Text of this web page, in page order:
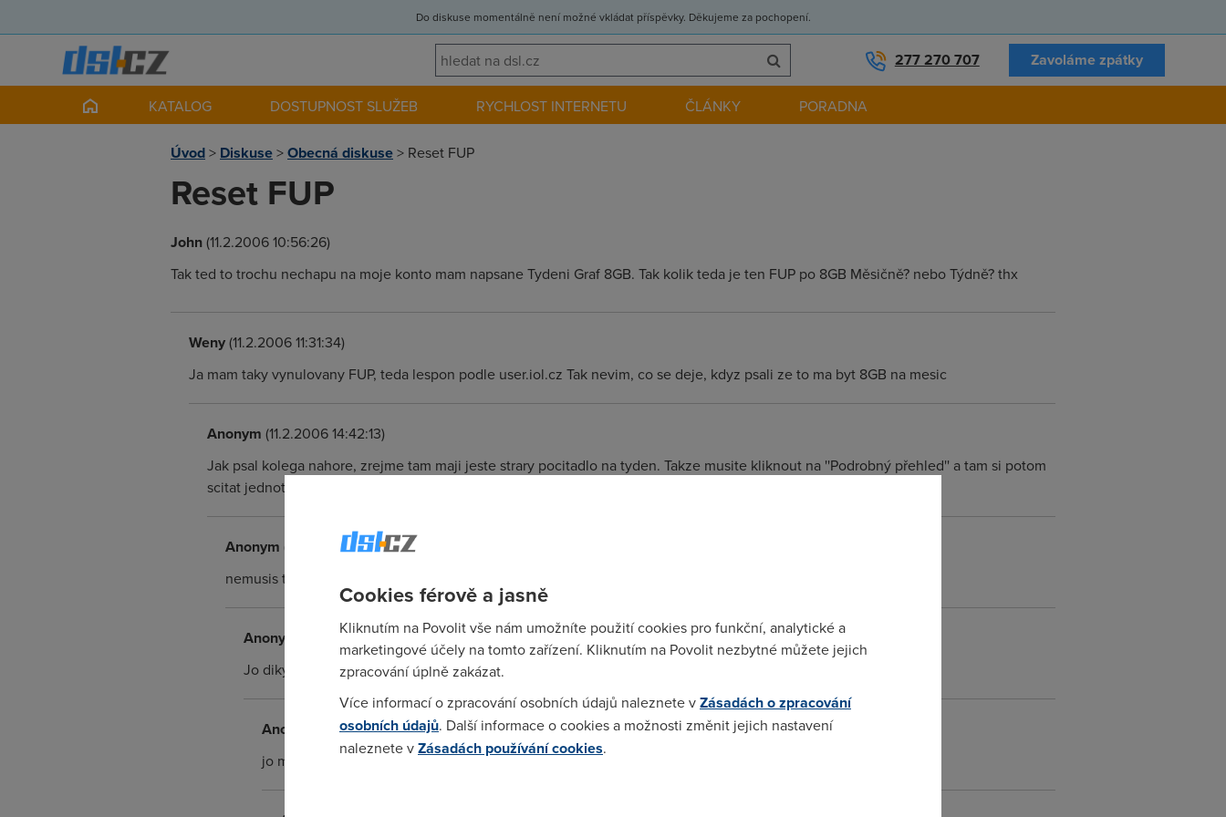
Do diskuse momentálně není možné vkládat příspěvky. Děkujeme za pochopení.
277 270 707 Zavoláme zpátky
KATALOG DOSTUPNOST SLUŽEB RYCHLOST INTERNETU ČLÁNKY PORADNA
Úvod> Diskuse>Obecná diskuse> Reset FUP
Reset FUP
John(11.2.2006 10:56:26)
Tak ted to trochu nechapu na moje konto mam napsane Tydeni Graf 8GB. Tak kolik teda je ten FUP po 8GB Měsičně? nebo Týdně? thx
Weny(11.2.2006 11:31:34)
Ja mam taky vynulovany FUP, teda lespon podle user.iol.cz Tak nevim, co se deje, kdyz psali ze to ma byt 8GB na mesic
Anonym (11.2.2006 14:42:13)
Jak psal kolega nahore, zrejme tam maji jeste strary pocitadlo na tyden. Takze musite kliknout na ''Podrobný přehled'' a tam si potom
scitat jednotlive tydny, abyste zjistili jak na tom jste, ale reknu vam, je to docela otrava porad to scitat:/
Anonym (11.2.2006 14:53:56)
nemusis to scitat dole pod grafem je celkovy objem dat prenesen v mesici
Anonym
(11.2.2006 17:34:15)
Jo diky sem si nevsiml. I tak by to ale mohlo byt uz na te predni strance.
Anonym
(11.2.2006 17:39:42)
jo mohlo no,ale aspon ze ten soucet tam je vubec nejaky :-/
Cookies férově a jasně
Kliknutím na Povolit vše nám umožníte použití cookies pro funkční, analytické a
marketingové účely na tomto zařízení. Kliknutím na Povolit nezbytné můžete jejich
zpracování úplně zakázat.
Více informací o zpracování osobních údajů naleznete vZásadách o zpracování
osobních údajů. Další informace o cookies a možnosti změnit jejich nastavení
naleznete vZásadách používání cookies.